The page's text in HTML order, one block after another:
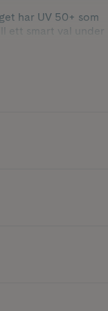
har UV 50+ som
ett smart val under